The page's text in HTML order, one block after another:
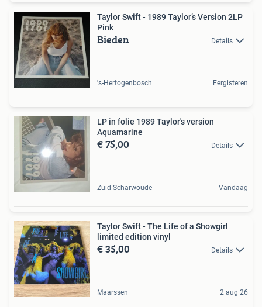
Taylor Swift - 1989 Taylor’s Version 2LP
Pink
Bieden Details
's-Hertogenbosch Eergisteren
LP in folie 1989 Taylor's version
Aquamarine
€ 75,00 Details
Zuid-Scharwoude Vandaag
Taylor Swift - The Life of a Showgirl
limited edition vinyl
€ 35,00 Details
Maarssen 2 aug 26